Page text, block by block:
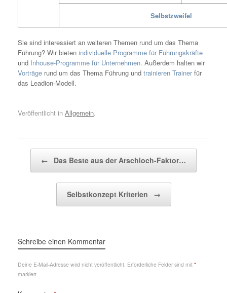
Selbstzweifel
Sie sind interessiert an weiteren Themen rund um das Thema
Führung? Wir bieten individuelle Programme für Führungskräfte
und Inhouse-Programme für Unternehmen. Außerdem halten wir
Vorträge rund um das Thema Führung und trainieren Trainerfür
das Leadion-Modell.
Veröffentlicht in Allgemein.
← Das Beste aus der Arschloch-Faktor…
Selbstkonzept Kriterien →
Schreibe einen Kommentar
Deine E-Mail-Adresse wird nicht veröffentlicht. Erforderliche Felder sind mit *
markiert